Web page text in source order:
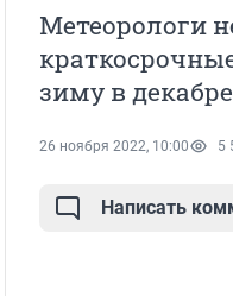
Метеорологи
зиму в декабре
26 ноября 2022, 10:00 5
Написать